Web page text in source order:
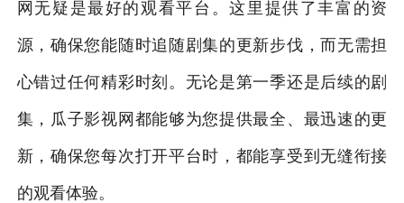
网无疑是最好的观看平台。这里提供了丰富的资
源，确保您能随时追随剧集的更新步伐，而无需担
心错过任何精彩时刻。无论是第一季还是后续的剧
集，瓜子影视网都能够为您提供最全、最迅速的更
新，确保您每次打开平台时，都能享受到无缝衔接
的观看体验。